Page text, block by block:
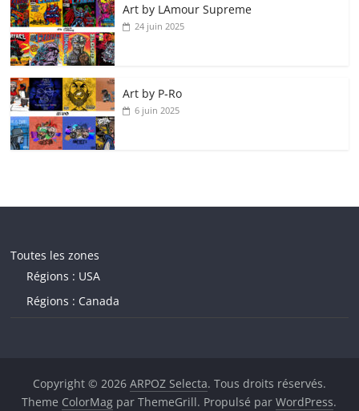
Art by LAmour Supreme
24 juin 2025
Art by P‑Ro
6 juin 2025
Toutes les zones
Régions : USA
Régions : Canada
Copyright © 2026 ARPOZ Selecta. Tous droits réservés.
Theme ColorMag par ThemeGrill. Propulsé parWordPress.